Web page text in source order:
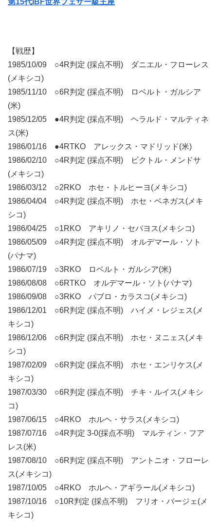
【戦歴】
1985/10/09 ○4R判定 (採点不明) ダニエル・フローレス
(メキシコ)
1985/11/10 ○6R判定 (採点不明) ロベルト・ガルシア
(米)
1985/12/05 ●4R判定 (採点不明) ヘラルド・マルティネ
ス(米)
1986/01/16 ●4RTKO アレックス・マドリッド(米)
1986/02/10 ○4R判定 (採点不明) ビクトル・メンドサ
(メキシコ)
1986/03/12 ○2RKO ホセ・トルヒーヨ(メキシコ)
1986/04/04 ○4R判定 (採点不明) ホセ・ベネガス(メキ
シコ)
1986/04/25 ○1RKO アキリノ・セバヨス(メキシコ)
1986/05/09 ○4R判定 (採点不明) オルデマール・ソト
(パナマ)
1986/07/19 ○3RKO ロベルト・ガルシア(米)
1986/08/08 ○6RTKO オルデマール・ソト(パナマ)
1986/09/08 ○3RKO パブロ・カラスコ(メキシコ)
1986/12/01 ○6R判定 (採点不明) ハイメ・レジェス(メ
キシコ)
1986/12/06 ○6R判定 (採点不明) ホセ・ヌニェス(メキ
シコ)
1987/02/09 ○6R判定 (採点不明) ホセ・エンリケス(メ
キシコ)
1987/03/30 ○6R判定 (採点不明) チキ・ルイス(メキシ
コ)
1987/06/15 ○4RKO ホルヘ・サラス(メキシコ)
1987/07/16 ○4R判定 3-0(採点不明) マルティン・フア
レス(米)
1987/08/10 ○6R判定 (採点不明) アントニオ・フローレ
ス(メキシコ)
1987/10/05 ○4RKO ホルヘ・アギラール(メキシコ)
1987/10/16 ○10R判定 (採点不明) フリオ・バージェ(メ
キシコ)